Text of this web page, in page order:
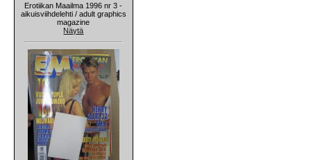
Erotiikan Maailma 1996 nr 3 -
aikuisviihdelehti / adult graphics
magazine
Näytä